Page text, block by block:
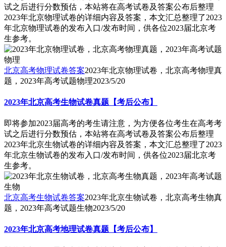
试之后进行分数预估，本站将在高考试卷及答案公布后整理
2023年北京物理试卷的详细内容及答案，本文汇总整理了2023
年北京物理试卷的发布入口/发布时间，供各位2023届北京考
生参考。
北京高考物理试卷答案2023年北京物理试卷，北京高考物理真
题，2023年高考试题物理2023/5/20
2023年北京高考生物试卷真题【考后公布】
即将参加2023届高考的考生请注意，为方便各位考生在高考考
试之后进行分数预估，本站将在高考试卷及答案公布后整理
2023年北京生物试卷的详细内容及答案，本文汇总整理了2023
年北京生物试卷的发布入口/发布时间，供各位2023届北京考
生参考。
北京高考生物试卷答案2023年北京生物试卷，北京高考生物真
题，2023年高考试题生物2023/5/20
2023年北京高考地理试卷真题【考后公布】